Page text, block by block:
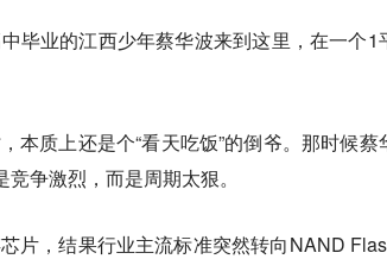
毕业的江西少年蔡华波来到这里，在一个1
本质上还是个“看天吃饭”的倒爷。那时候蔡
争激烈，而是周期太狠。
片，结果行业主流标准突然转向NAND